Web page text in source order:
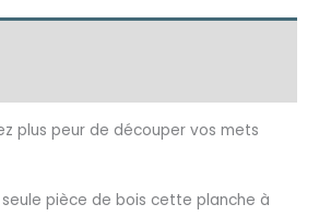
plus peur de découper vos mets
pièce de bois cette planche à